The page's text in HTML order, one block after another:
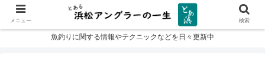
魚釣りに関する情報やテクニックなどを日々更新中
メニュー 検索